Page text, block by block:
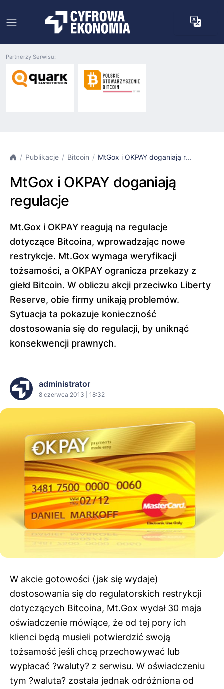
Partnerzy Serwisu:
Publikacje Bitcoin MtGox i OKPAY doganiają r...
MtGox i OKPAY doganiają
regulacje
Mt.Gox i OKPAY reagują na regulacje
dotyczące Bitcoina, wprowadzając nowe
restrykcje. Mt.Gox wymaga weryfikacji
tożsamości, a OKPAY ogranicza przekazy z
giełd Bitcoin. W obliczu akcji przeciwko Liberty
Reserve, obie firmy unikają problemów.
Sytuacja ta pokazuje konieczność
dostosowania się do regulacji, by uniknąć
konsekwencji prawnych.
administrator
8 czerwca 2013 | 18:32
W akcie gotowości (jak się wydaje)
dostosowania się do regulatorskich restrykcji
dotyczących Bitcoina, Mt.Gox wydał 30 maja
oświadczenie mówiące, że od tej pory ich
klienci będą musieli potwierdzić swoją
tożsamość jeśli chcą przechowywać lub
wypłacać ?waluty? z serwisu. W oświadczeniu
tym ?waluta? została jednak odróżniona od